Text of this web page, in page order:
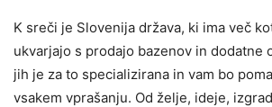
K sreči je Slovenija država, ki ima več
ukvarjajo s prodajo bazenov in dodatne
jih je za to specializirana in vam bo
vsakem vprašanju. Od želje, ideje,